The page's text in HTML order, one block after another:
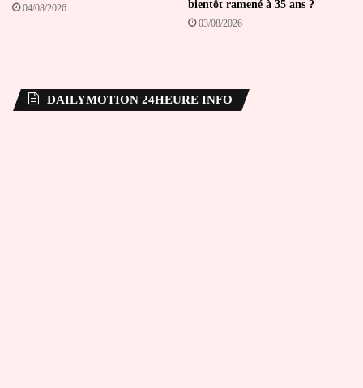
04/08/2026
bientôt ramené à 35 ans ?
03/08/2026
DAILYMOTION 24HEURE INFO